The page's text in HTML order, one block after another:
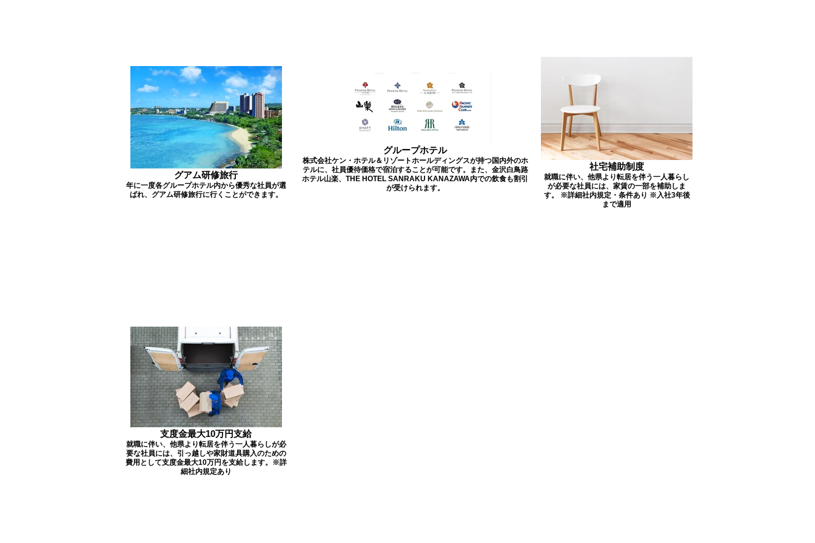
グアム研修旅行
年に一度各グループホテル内から優秀な社員が選
ばれ、グアム研修旅行に行くことができます。
グループホテル
株式会社ケン・ホテル＆リゾートホールディングスが持つ国内外のホ
テルに、社員優待価格で宿泊することが可能です。また、金沢白鳥路
ホテル山楽、THE HOTEL SANRAKU KANAZAWA内での飲食も割引
が受けられます。
社宅補助制度
就職に伴い、他県より転居を伴う一人暮らし
が必要な社員には、家賃の一部を補助しま
す。 ※詳細社内規定・条件あり ※入社3年後
まで適用
支度金最大10万円支給
就職に伴い、他県より転居を伴う一人暮らしが必
要な社員には、引っ越しや家財道具購入のための
費用として支度金最大10万円を支給します。※詳
細社内規定あり